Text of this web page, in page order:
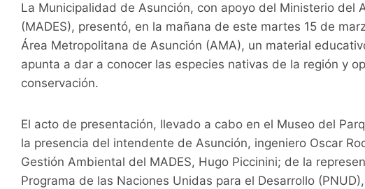
c
e
b
o
k
itt
er
at
s
A
p
y
Li
e
gr
a
La Municipalidad de Asunción, con apoyo del Ministerio del
(MADES), presentó, en la mañana de este martes 15 de
Área Metropolitana de Asunción (AMA), un material
apunta a dar a conocer las especies nativas de la región y
conservación.
El acto de presentación, llevado a cabo en el Museo del
la presencia del intendente de Asunción, ingeniero Oscar
Gestión Ambiental del MADES, Hugo Piccinini; de la
Programa de las Naciones Unidas para el Desarrollo